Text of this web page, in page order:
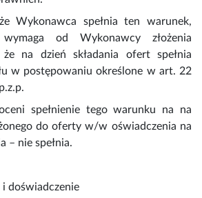
Wykonawca spełnia ten warunek,
wymaga od Wykonawcy złożenia
że na dzień składania ofert spełnia
w postępowaniu określone w art. 22
spełnienie tego warunku na na
do oferty w/w oświadczenia na
– nie spełnia.
i doświadczenie